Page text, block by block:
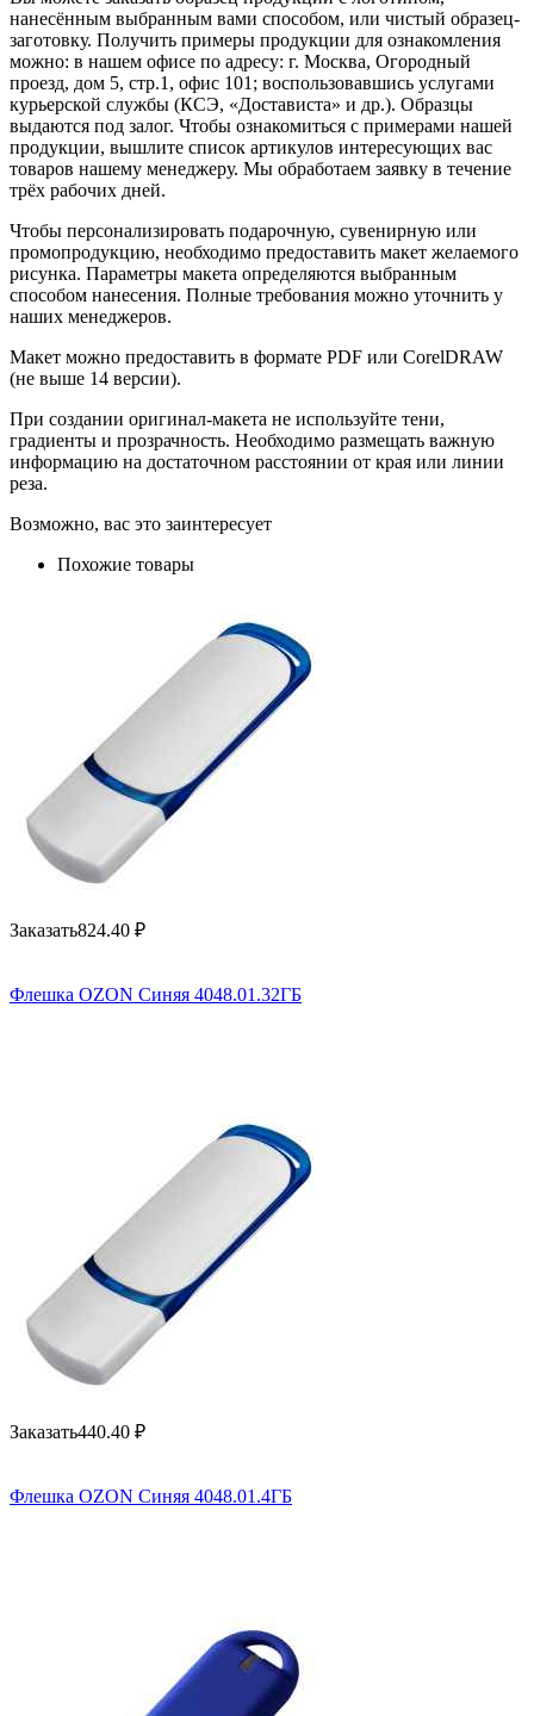
нанесённым выбранным вами способом, или чистый образец-
заготовку. Получить примеры продукции для ознакомления
можно: в нашем офисе по адресу: г. Москва, Огородный
проезд, дом 5, стр.1, офис 101; воспользовавшись услугами
курьерской службы (КСЭ, «Достависта» и др.). Образцы
выдаются под залог. Чтобы ознакомиться с примерами нашей
продукции, вышлите список артикулов интересующих вас
товаров нашему менеджеру. Мы обработаем заявку в течение
трёх рабочих дней.
Чтобы персонализировать подарочную, сувенирную или
промопродукцию, необходимо предоставить макет желаемого
рисунка. Параметры макета определяются выбранным
способом нанесения. Полные требования можно уточнить у
наших менеджеров.
Макет можно предоставить в формате PDF или CorelDRAW
(не выше 14 версии).
При создании оригинал-макета не используйте тени,
градиенты и прозрачность. Необходимо размещать важную
информацию на достаточном расстоянии от края или линии
реза.
Возможно, вас это заинтересует
Похожие товары
Заказать824.40 ₽
Флешка OZON Синяя 4048.01.32ГБ
Заказать440.40 ₽
Флешка OZON Синяя 4048.01.4ГБ